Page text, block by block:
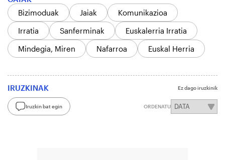
Bizimoduak
Jaiak
Komunikazioa
Irratia
Sanferminak
Euskalerria Irratia
Mindegia, Miren
Nafarroa Euskal Herria
IRUZKINAK Ez dago iruzkinik
Iruzkin bat egin ORDENATU